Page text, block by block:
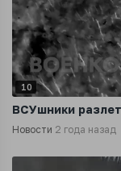
10
ВСУшники
Новости 2 года назад